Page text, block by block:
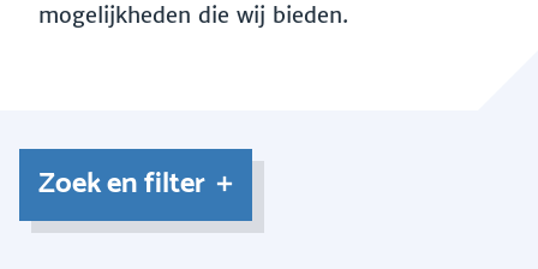
mogelijkheden die wij bieden.
Zoek en filter